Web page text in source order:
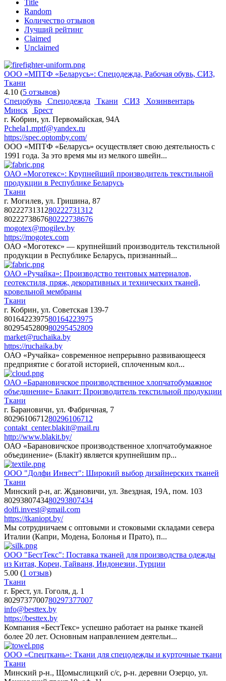
Title
Random
Количество отзывов
Лучший рейтинг
Claimed
Unclaimed
ООО «МПТФ «Беларусь»: Спецодежда, Рабочая обувь, СИЗ,
Ткани
4.10 (5 отзывов)
Спецобувь
Спецодежда Ткани СИЗ
Хозинвентарь
Минск
Брест
г. Кобрин, ул. Первомайская, 94А
Pchela1.mptf@yandex.ru
https://spec.optomby.com/
ООО «МПТФ «Беларусь» осуществляет свою деятельность с
1991 года. За это время мы из мелкого швейн...
ОАО «Моготекс»: Крупнейший производитель текстильной
продукции в Республике Беларусь
Ткани
г. Могилев, ул. Гришина, 87
8022273131280222731312
8022273867680222738676
mogotex@mogilev.by
https://mogotex.com
ОАО «Моготекс» — крупнейший производитель текстильной
продукции в Республике Беларусь, признанный...
ОАО «Ручайка»: Производство тентовых материалов,
геотекстиля, пряж, декоративных и технических тканей,
кровельной мембраны
Ткани
г. Кобрин, ул. Советская 139-7
8016422397580164223975
8029545280980295452809
market@ruchaika.by
https://ruchaika.by
ОАО «Ручайка» современное непрерывно развивающееся
предприятие с богатой историей, сплоченным кол...
ОАО «Барановичское производственное хлопчатобумажное
объединение» Блакит: Производитель текстильной продукции
Ткани
г. Барановичи, ул. Фабричная, 7
8029610671280296106712
contakt_center.blakit@mail.ru
http://www.blakit.by/
ОАО «Барановичское производственное хлопчатобумажное
объединение» (Блакiт) является крупнейшим пр...
ООО "Долфи Инвест": Широкий выбор дизайнерских тканей
Ткани
Минский р-н, аг. Ждановичи, ул. Звездная, 19А, пом. 103
8029380743480293807434
dolfi.invest@gmail.com
https://tkaniopt.by/
Мы сотрудничаем с оптовыми и стоковыми складами севера
Италии (Капри, Модена, Болонья и Прато), п...
ООО "БестТекс": Поставка тканей для производства одежды
из Китая, Кореи, Тайваня, Индонезии, Турции
5.00 (1 отзыв)
Ткани
г. Брест, ул. Гоголя, д. 1
8029737700780297377007
info@besttex.by
https://besttex.by
Компания «БестТекс» успешно работает на рынке тканей
более 20 лет. Основным направлением деятельн...
ООО «Спецткань»: Ткани для спецодежды и курточные ткани
Ткани
Минский р-н., Щомыслицкий с/с, р-н. деревни Озерцо, ул.